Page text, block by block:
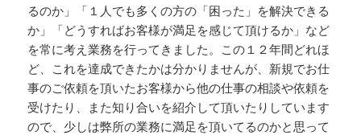
るのか」「１人でも多くの方の「困った」を解決できる
か」「どうすればお客様が満足を感じて頂けるか」など
を常に考え業務を行ってきました。この１２年間どれほ
ど、これを達成できたかは分かりませんが、新規でお仕
事のご依頼を頂いたお客様から他の仕事の相談や依頼を
受けたり、また知り合いを紹介して頂いたりしています
ので、少しは弊所の業務に満足を頂いてるのかと思って